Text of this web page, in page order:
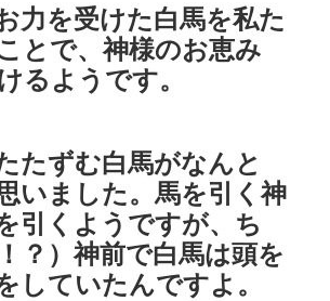
力を受けた白馬を私た
とで、神様のお恵み
るようです。
たずむ白馬がなんと
いました。馬を引く神
引くようですが、ち
？）神前で白馬は頭を
していたんですよ。